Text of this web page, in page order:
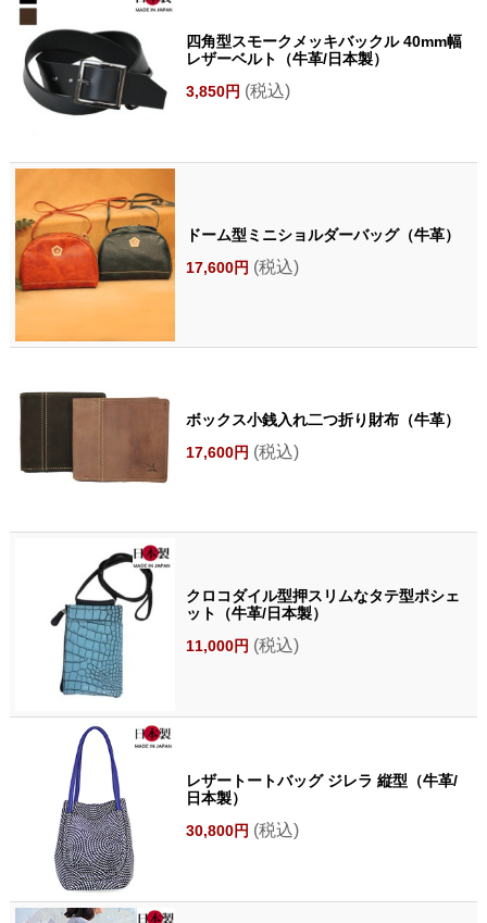
四角型スモークメッキバックル 40mm幅
レザーベルト（牛革/日本製）
3,850円 (税込)
ドーム型ミニショルダーバッグ（牛革）
17,600円 (税込)
ボックス小銭入れ二つ折り財布（牛革）
17,600円 (税込)
クロコダイル型押スリムなタテ型ポシェ
ット（牛革/日本製）
11,000円 (税込)
レザートートバッグ ジレラ 縦型（牛革/
日本製）
30,800円 (税込)